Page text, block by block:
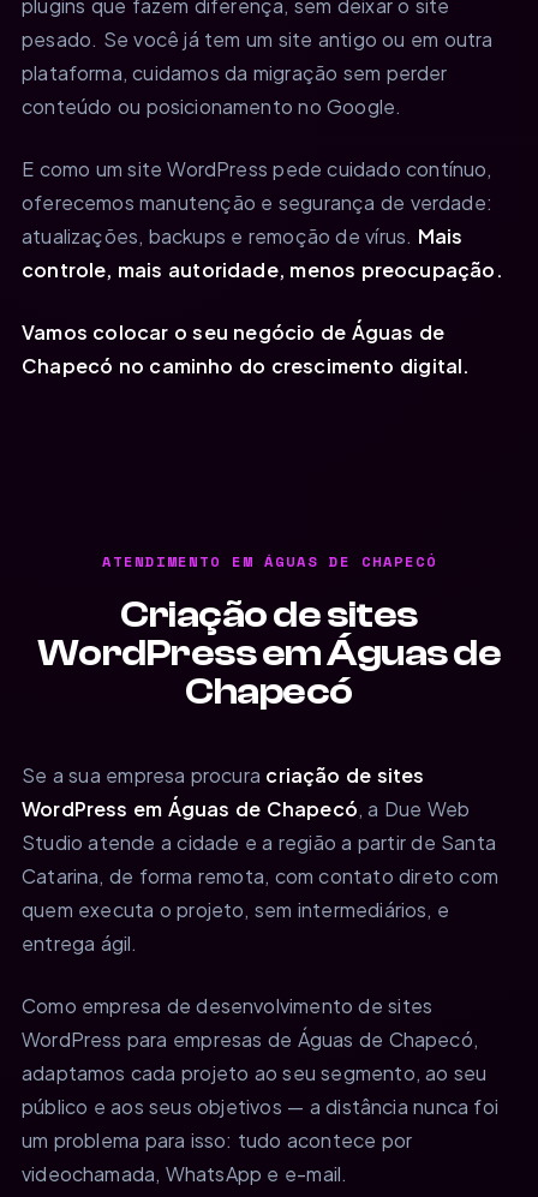
pesado. Se você já tem um site antigo ou em outra
plataforma, cuidamos da migração sem perder
conteúdo ou posicionamento no Google.
E como um site WordPress pede cuidado contínuo,
oferecemos manutenção e segurança de verdade:
atualizações, backups e remoção de vírus. Mais
controle, mais autoridade, menos preocupação.
Vamos colocar o seu negócio de Águas de
Chapecó no caminho do crescimento digital.
ATENDIMENTO EM ÁGUAS DE CHAPECÓ
Criação de sites
WordPress em Águas de
Chapecó
Se a sua empresa procura criação de sites
WordPress em Águas de Chapecó, a Due Web
Studio atende a cidade e a região a partir de Santa
Catarina, de forma remota, com contato direto com
quem executa o projeto, sem intermediários, e
entrega ágil.
Como empresa de desenvolvimento de sites
WordPress para empresas de Águas de Chapecó,
adaptamos cada projeto ao seu segmento, ao seu
público e aos seus objetivos — a distância nunca foi
um problema para isso: tudo acontece por
videochamada, WhatsApp e e-mail.